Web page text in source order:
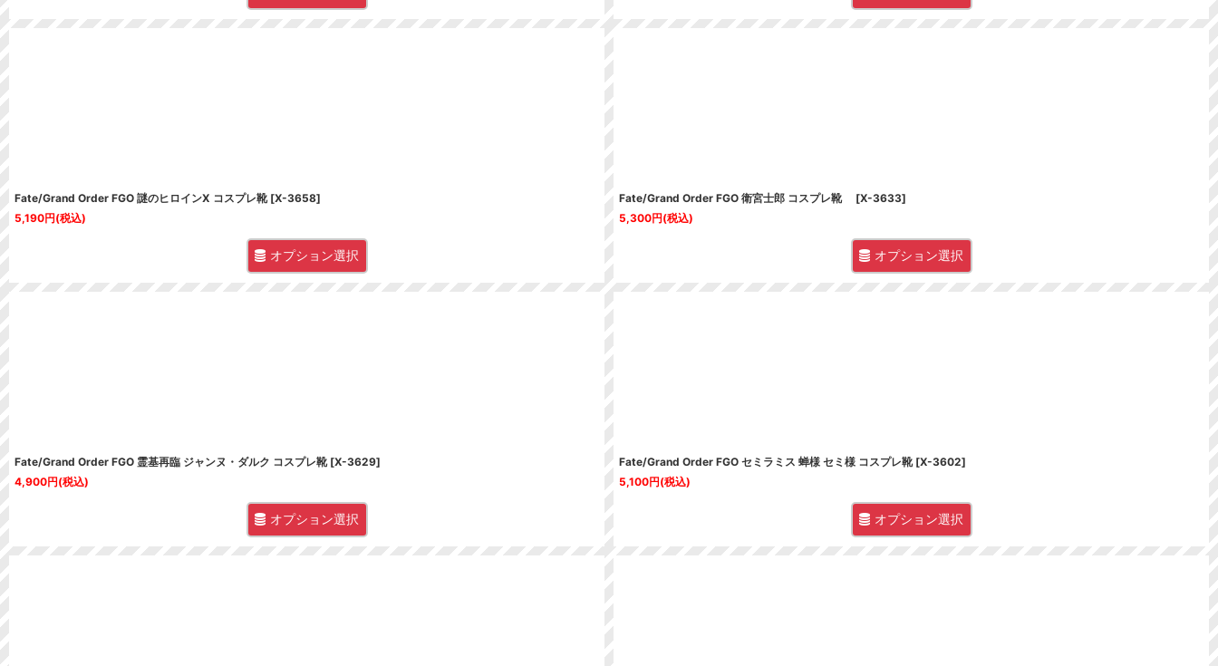
Fate/Grand Order FGO 謎のヒロインX コスプレ靴 [X-3658]
5,190円(税込)
オプション選択
Fate/Grand Order FGO 衛宮士郎 コスプレ靴 [X-3633]
5,300円(税込)
オプション選択
Fate/Grand Order FGO 霊基再臨 ジャンヌ・ダルク コスプレ靴 [X-3629]
4,900円(税込)
オプション選択
Fate/Grand Order FGO セミラミス 蝉様 セミ様 コスプレ靴 [X-3602]
5,100円(税込)
オプション選択